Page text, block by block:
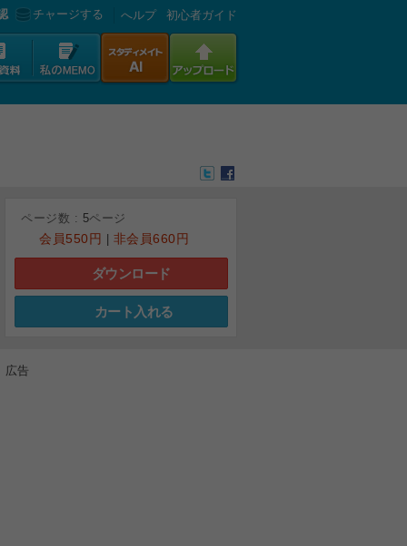
チャージする へルプ 初心者ガイド
ページ数 : 5ページ
会員550円 非会員660円
ダウンロード
カート入れる
広告